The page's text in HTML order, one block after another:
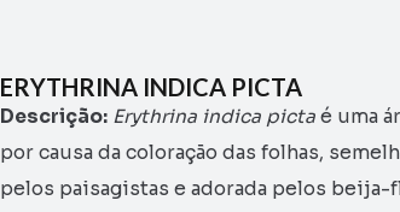
ERYTHRINA INDICA PICTA
Descrição: Erythrina indica picta é uma
por causa da coloração das folhas,
pelos paisagistas e adorada pelos